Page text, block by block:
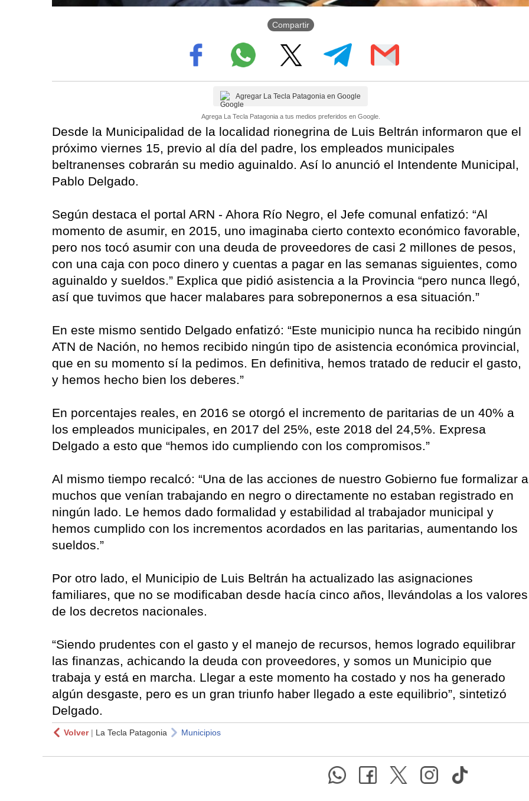
Compartir
Agregar La Tecla Patagonia en Google
Agrega La Tecla Patagonia a tus medios preferidos en Google.
Desde la Municipalidad de la localidad rionegrina de Luis Beltrán informaron que el
próximo viernes 15, previo al día del padre, los empleados municipales
beltranenses cobrarán su medio aguinaldo. Así lo anunció el Intendente Municipal,
Pablo Delgado.
Según destaca el portal ARN - Ahora Río Negro, el Jefe comunal enfatizó: “Al
momento de asumir, en 2015, uno imaginaba cierto contexto económico favorable,
pero nos tocó asumir con una deuda de proveedores de casi 2 millones de pesos,
con una caja con poco dinero y cuentas a pagar en las semanas siguientes, como
aguinaldo y sueldos.” Explica que pidió asistencia a la Provincia “pero nunca llegó,
así que tuvimos que hacer malabares para sobreponernos a esa situación.”
En este mismo sentido Delgado enfatizó: “Este municipio nunca ha recibido ningún
ATN de Nación, no hemos recibido ningún tipo de asistencia económica provincial,
que en su momento sí la pedimos. En definitiva, hemos tratado de reducir el gasto,
y hemos hecho bien los deberes.”
En porcentajes reales, en 2016 se otorgó el incremento de paritarias de un 40% a
los empleados municipales, en 2017 del 25%, este 2018 del 24,5%. Expresa
Delgado a esto que “hemos ido cumpliendo con los compromisos.”
Al mismo tiempo recalcó: “Una de las acciones de nuestro Gobierno fue formalizar a
muchos que venían trabajando en negro o directamente no estaban registrado en
ningún lado. Le hemos dado formalidad y estabilidad al trabajador municipal y
hemos cumplido con los incrementos acordados en las paritarias, aumentando los
sueldos.”
Por otro lado, el Municipio de Luis Beltrán ha actualizado las asignaciones
familiares, que no se modificaban desde hacía cinco años, llevándolas a los valores
de los decretos nacionales.
“Siendo prudentes con el gasto y el manejo de recursos, hemos logrado equilibrar
las finanzas, achicando la deuda con proveedores, y somos un Municipio que
trabaja y está en marcha. Llegar a este momento ha costado y nos ha generado
algún desgaste, pero es un gran triunfo haber llegado a este equilibrio”, sintetizó
Delgado.
Volver| La Tecla Patagonia Municipios